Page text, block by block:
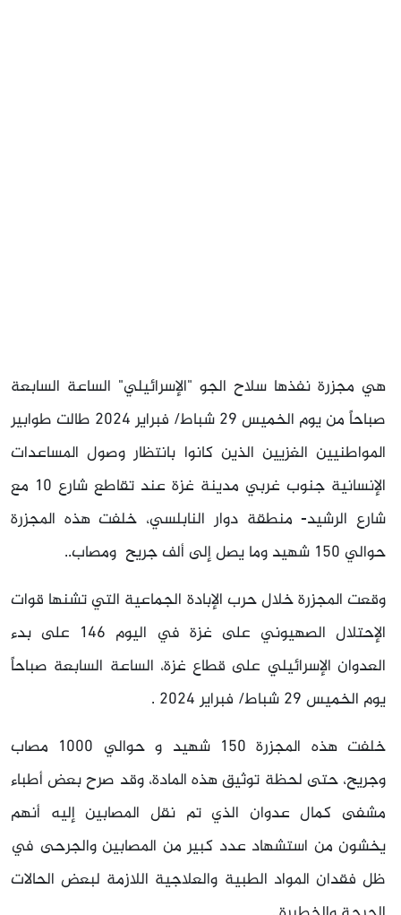
هي مجزرة نفذها سلاح الجو "الإسرائيلي" الساعة السابعة
صباحاً من يوم الخميس 29 شباط/ فبراير 2024 طالت طوابير
المواطنيين الغزيين الذين كانوا بانتظار وصول المساعدات
الإنسانية جنوب غربي مدينة غزة عند تقاطع شارع 10 مع
شارع الرشيد- منطقة دوار النابلسي، خلفت هذه المجزرة
حوالي 150 شهيد وما يصل إلى ألف جريح ومصاب..
وقعت المجزرة خلال حرب الإبادة الجماعية التي تشنها قوات
الإحتلال الصهيوني على غزة في اليوم 146 على بدء
العدوان الإسرائيلي على قطاع غزة، الساعة السابعة صباحاً
يوم الخميس 29 شباط/ فبراير 2024 .
خلفت هذه المجزرة 150 شهيد و حوالي 1000 مصاب
وجريح، حتى لحظة توثيق هذه المادة، وقد صرح بعض أطباء
مشفى كمال عدوان الذي تم نقل المصابين إليه أنهم
يخشون من استشهاد عدد كبير من المصابين والجرحى في
ظل فقدان المواد الطبية والعلاجية اللازمة لبعض الحالات